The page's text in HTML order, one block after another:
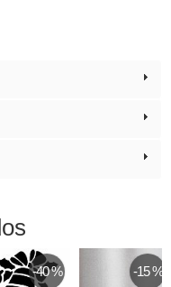
-40 % -15 %